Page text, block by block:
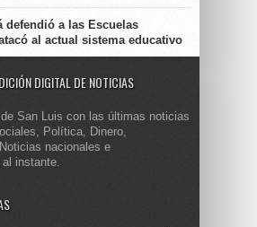
defendió a las Escuelas
al actual sistema educativo
DIGITAL DE NOTICIAS
San Luis con las últimas noticias
Política, Dinero,
nacionales e
instante.